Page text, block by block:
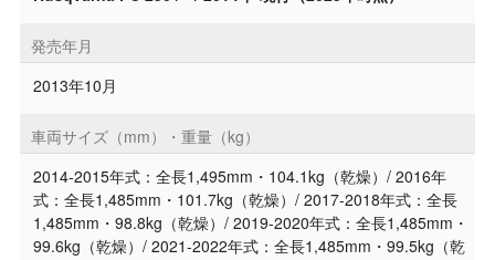
発売年月
2013年10月
車両サイズ（mm）・重量（kg）
2014-2015年式：全長1,495mm・104.1kg（乾燥）/ 2016年
式：全長1,485mm・101.7kg（乾燥）/ 2017-2018年式：全長
1,485mm・98.8kg（乾燥）/ 2019-2020年式：全長1,485mm・
99.6kg（乾燥）/ 2021-2022年式：全長1,485mm・99.5kg（乾